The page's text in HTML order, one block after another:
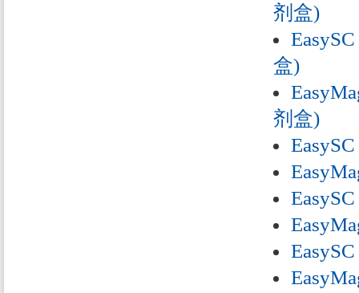
剂盒)
盒)
剂盒)